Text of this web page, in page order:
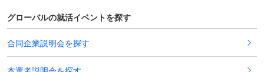
グローバルの就活イベントを探す
合同企業説明会を探す